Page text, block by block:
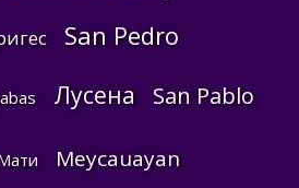
San Pedro
Лусена San Pablo
Meycauayan